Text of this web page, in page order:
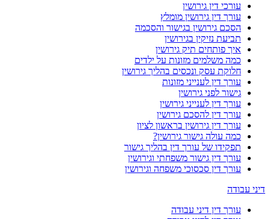
עורכי דין גירושין
עורך דין גירושין מומלץ
הסכם גירושין בגישור והסכמה
תביעת נזיקין בגירושין
איך פותחים תיק גירושין
כמה משלמים מזונות על ילדים
חלוקת עסק ונכסים בהליך גירושין
עורך דין לענייני מזונות
גישור לפני גירושין
עורך דין לענייני גירושין
עורך דין להסכם גירושין
עורך דין גירושין בראשון לציון
כמה עולה גישור גירושין?
תפקידו של עורך דין בהליך גישור
עורך דין גישור משפחתי וגירושין
עורך דין סכסוכי משפחה וגירושין
דיני עבודה
עורך דין דיני עבודה